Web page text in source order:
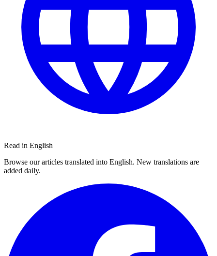
Read in English
Browse our articles translated into English. New translations are
added daily.